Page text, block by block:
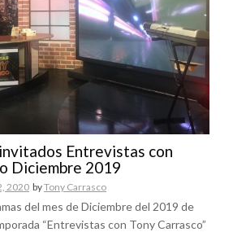
Entrevistas con
Diciembre 2019
2020 byTony Carrasco
del mes de Diciembre del 2019 de
“Entrevistas con Tony Carrasco”